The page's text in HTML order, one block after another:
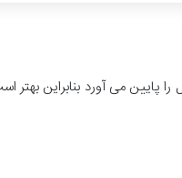
می آورد بنابراین